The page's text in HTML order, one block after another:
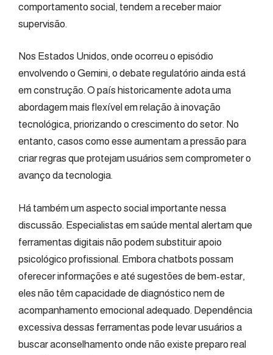
comportamento social, tendem a receber maior
supervisão.
Nos Estados Unidos, onde ocorreu o episódio
envolvendo o Gemini, o debate regulatório ainda está
em construção. O país historicamente adota uma
abordagem mais flexível em relação à inovação
tecnológica, priorizando o crescimento do setor. No
entanto, casos como esse aumentam a pressão para
criar regras que protejam usuários sem comprometer o
avanço da tecnologia.
Há também um aspecto social importante nessa
discussão. Especialistas em saúde mental alertam que
ferramentas digitais não podem substituir apoio
psicológico profissional. Embora chatbots possam
oferecer informações e até sugestões de bem-estar,
eles não têm capacidade de diagnóstico nem de
acompanhamento emocional adequado. Dependência
excessiva dessas ferramentas pode levar usuários a
buscar aconselhamento onde não existe preparo real